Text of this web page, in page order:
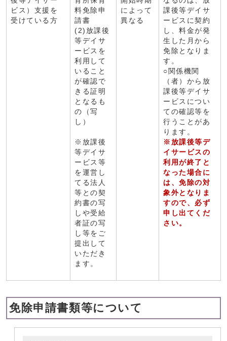
ビス）支援を
受けている方
料免除申
請書
(2)放課後
等デイサ
ービスを
利用して
いること
が確認で
きる証明
となるも
の（写
し）
※放課後
等デイサ
ービス等
を運営し
てる法人
等との契
約書の写
しや受給
者証の写
し等をご
提出して
いただき
ます。
によって
異なる
課後等デイサ
ービスに契約
し、料金が発
生した月から
免除となりま
す。
○関係機関
（者）から放
課後等デイサ
ービスについ
ての確認等を
行うことがあ
ります。
※放課後等デ
イサービスの
利用が終了と
なった場合に
は、免除の対
象外となりま
すので、必ず
申し出てくだ
さい。
免除申請書類等について